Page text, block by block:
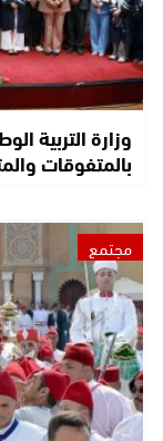
وزارة التربية
بالمتفوقات
مجتمع